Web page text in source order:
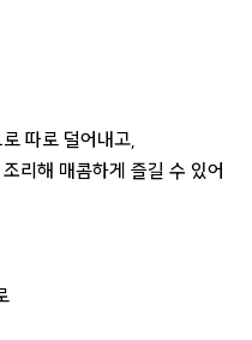
따로 덜어내고,
리해 매콤하게 즐길 수 있어